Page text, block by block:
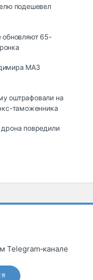
подешевел
обновляют 65-
МАЗ
оштрафовали на
таможенника
повредили
Telegram‑канале